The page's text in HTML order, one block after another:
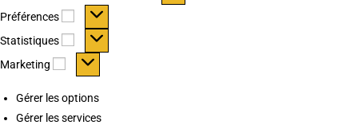
Préférences
Préférences
Statistiques Statistiques
Marketing Marketing
Gérer les options
Gérer les services